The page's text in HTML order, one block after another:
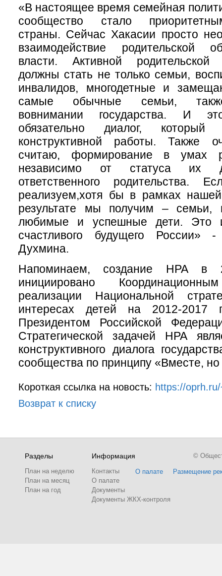
«В настоящее время семейная
сообщество стало
страны. Сейчас Хакасии просто
взаимодействие родительской
власти. Активной родительской
должны стать не только семьи,
инвалидов, многодетные и
самые обычные семьи,
вовнимании государства. И
обязательно диалог,
конструктивной работы. Также
считаю, формирование в умах
независимо от статуса их
ответственного
реализуем,хотя бы в рамках
результате мы получим – семьи,
любимые и успешные дети. Это
счастливого будущего России»
Духмина.
Напоминаем, создание НРА в
инициировано
реализации Национальной
интересах детей на 2012-2017
Президентом Российской
Стратегической задачей НРА
конструктивного диалога
сообщества по принципу «Вместе,
Короткая ссылка на новость: https://
Возврат к списку
Разделы
План на неделю
План на месяц
План на год
Информация
Контакты
О палате
Документы
Документы ЖКХ-контроля
О палате Размещение
©